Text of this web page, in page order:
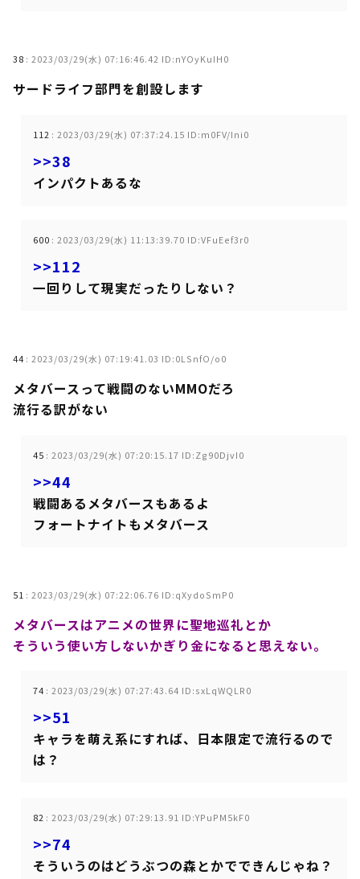
38 : 2023/03/29(水) 07:16:46.42 ID:nYOyKuIH0
サードライフ部門を創設します
112 : 2023/03/29(水) 07:37:24.15 ID:m0FV/Ini0
>>38
インパクトあるな
600 : 2023/03/29(水) 11:13:39.70 ID:VFuEef3r0
>>112
一回りして現実だったりしない？
44 : 2023/03/29(水) 07:19:41.03 ID:0LSnfO/o0
メタバースって戦闘のないMMOだろ
流行る訳がない
45 : 2023/03/29(水) 07:20:15.17 ID:Zg90DjvI0
>>44
戦闘あるメタバースもあるよ
フォートナイトもメタバース
51 : 2023/03/29(水) 07:22:06.76 ID:qXydoSmP0
メタバースはアニメの世界に聖地巡礼とか
そういう使い方しないかぎり金になると思えない。
74 : 2023/03/29(水) 07:27:43.64 ID:sxLqWQLR0
>>51
キャラを萌え系にすれば、日本限定で流行るので
は？
82 : 2023/03/29(水) 07:29:13.91 ID:YPuPM5kF0
>>74
そういうのはどうぶつの森とかでできんじゃね？